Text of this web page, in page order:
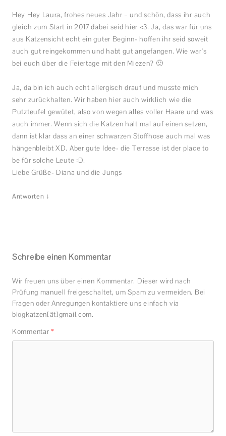
Hey Hey Laura, frohes neues Jahr – und schön, dass ihr auch
gleich zum Start in 2017 dabei seid hier <3. Ja, das war für uns
aus Katzensicht echt ein guter Beginn- hoffen ihr seid soweit
auch gut reingekommen und habt gut angefangen. Wie war's
bei euch über die Feiertage mit den Miezen? 🙂
Ja, da bin ich auch echt allergisch drauf und musste mich
sehr zurückhalten. Wir haben hier auch wirklich wie die
Putzteufel gewütet, also von wegen alles voller Haare und was
auch immer. Wenn sich die Katzen halt mal auf einen setzen,
dann ist klar dass an einer schwarzen Stoffhose auch mal was
hängenbleibt XD. Aber gute Idee- die Terrasse ist der place to
be für solche Leute :D.
Liebe Grüße- Diana und die Jungs
Antworten ↓
Schreibe einen Kommentar
Wir freuen uns über einen Kommentar. Dieser wird nach
Prüfung manuell freigeschaltet, um Spam zu vermeiden. Bei
Fragen oder Anregungen kontaktiere uns einfach via
blogkatzen[ät]gmail.com.
Kommentar *